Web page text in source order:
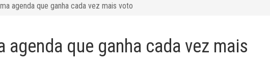
agenda que ganha cada vez mais voto
agenda que ganha cada vez mais